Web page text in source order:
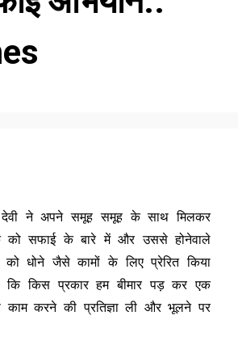
देवी ने अपने समूह समूह के साथ मिलकर
को सफाई के बारे में और उससे होनेवाले
धोने जैसे कामों के लिए प्रेरित किया
कि किस प्रकार हम बीमार पड़ कर एक
काम करने की प्रतिज्ञा ली और भूलने पर